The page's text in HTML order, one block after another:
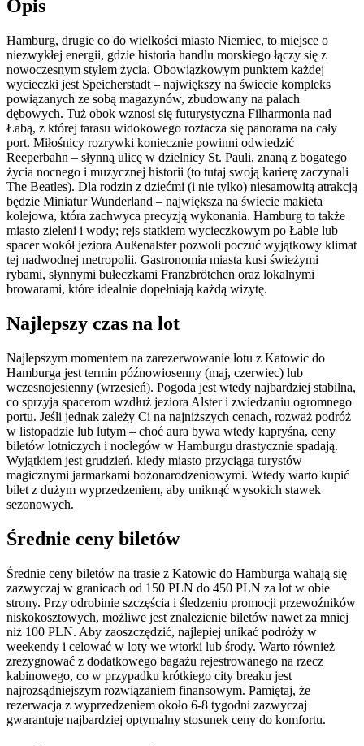
Opis
Hamburg, drugie co do wielkości miasto Niemiec, to miejsce o
niezwykłej energii, gdzie historia handlu morskiego łączy się z
nowoczesnym stylem życia. Obowiązkowym punktem każdej
wycieczki jest Speicherstadt – największy na świecie kompleks
powiązanych ze sobą magazynów, zbudowany na palach
dębowych. Tuż obok wznosi się futurystyczna Filharmonia nad
Łabą, z której tarasu widokowego roztacza się panorama na cały
port. Miłośnicy rozrywki koniecznie powinni odwiedzić
Reeperbahn – słynną ulicę w dzielnicy St. Pauli, znaną z bogatego
życia nocnego i muzycznej historii (to tutaj swoją karierę zaczynali
The Beatles). Dla rodzin z dziećmi (i nie tylko) niesamowitą atrakcją
będzie Miniatur Wunderland – największa na świecie makieta
kolejowa, która zachwyca precyzją wykonania. Hamburg to także
miasto zieleni i wody; rejs statkiem wycieczkowym po Łabie lub
spacer wokół jeziora Außenalster pozwoli poczuć wyjątkowy klimat
tej nadwodnej metropolii. Gastronomia miasta kusi świeżymi
rybami, słynnymi bułeczkami Franzbrötchen oraz lokalnymi
browarami, które idealnie dopełniają każdą wizytę.
Najlepszy czas na lot
Najlepszym momentem na zarezerwowanie lotu z Katowic do
Hamburga jest termin późnowiosenny (maj, czerwiec) lub
wczesnojesienny (wrzesień). Pogoda jest wtedy najbardziej stabilna,
co sprzyja spacerom wzdłuż jeziora Alster i zwiedzaniu ogromnego
portu. Jeśli jednak zależy Ci na najniższych cenach, rozważ podróż
w listopadzie lub lutym – choć aura bywa wtedy kapryśna, ceny
biletów lotniczych i noclegów w Hamburgu drastycznie spadają.
Wyjątkiem jest grudzień, kiedy miasto przyciąga turystów
magicznymi jarmarkami bożonarodzeniowymi. Wtedy warto kupić
bilet z dużym wyprzedzeniem, aby uniknąć wysokich stawek
sezonowych.
Średnie ceny biletów
Średnie ceny biletów na trasie z Katowic do Hamburga wahają się
zazwyczaj w granicach od 150 PLN do 450 PLN za lot w obie
strony. Przy odrobinie szczęścia i śledzeniu promocji przewoźników
niskokosztowych, możliwe jest znalezienie biletów nawet za mniej
niż 100 PLN. Aby zaoszczędzić, najlepiej unikać podróży w
weekendy i celować w loty we wtorki lub środy. Warto również
zrezygnować z dodatkowego bagażu rejestrowanego na rzecz
kabinowego, co w przypadku krótkiego city breaku jest
najrozsądniejszym rozwiązaniem finansowym. Pamiętaj, że
rezerwacja z wyprzedzeniem około 6-8 tygodni zazwyczaj
gwarantuje najbardziej optymalny stosunek ceny do komfortu.